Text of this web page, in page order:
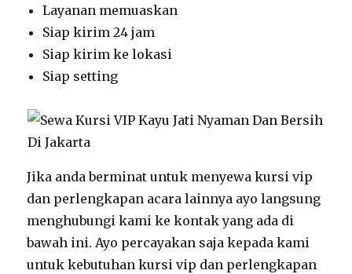
Layanan memuaskan
Siap kirim 24 jam
Siap kirim ke lokasi
Siap setting
Jika anda berminat untuk menyewa kursi vip
dan perlengkapan acara lainnya ayo langsung
menghubungi kami ke kontak yang ada di
bawah ini. Ayo percayakan saja kepada kami
untuk kebutuhan kursi vip dan perlengkapan